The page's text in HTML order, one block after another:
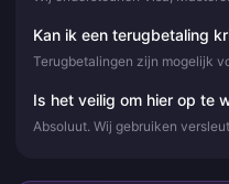
Kan ik een terugbetaling
Terugbetalingen zijn mogelijk
Is het veilig om hier op te
Absoluut. Wij gebruiken